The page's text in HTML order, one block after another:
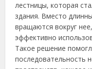
лестницы, которая
здания. Вместо
вращаются вокруг
эффективно
Такое решение
последовательность